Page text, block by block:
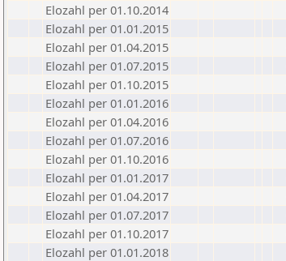
Elozahl per 01.10.2014
Elozahl per 01.01.2015
Elozahl per 01.04.2015
Elozahl per 01.07.2015
Elozahl per 01.10.2015
Elozahl per 01.01.2016
Elozahl per 01.04.2016
Elozahl per 01.07.2016
Elozahl per 01.10.2016
Elozahl per 01.01.2017
Elozahl per 01.04.2017
Elozahl per 01.07.2017
Elozahl per 01.10.2017
Elozahl per 01.01.2018